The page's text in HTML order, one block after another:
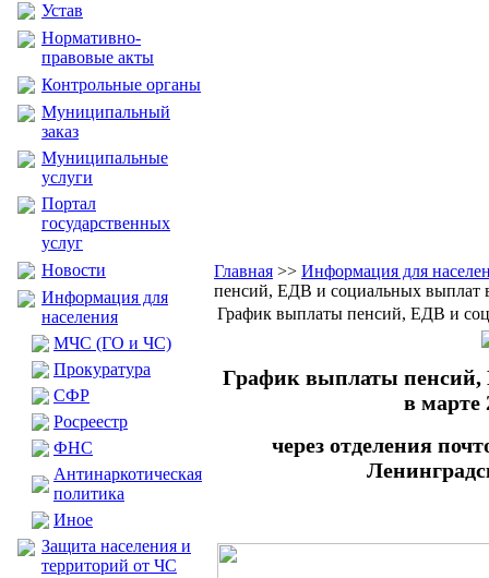
Устав
Нормативно-
правовые акты
Контрольные органы
Муниципальный
заказ
Муниципальные
услуги
Портал
государственных
услуг
Новости
Информация для
населения
МЧС (ГО и ЧС)
Прокуратура
CФР
Росреестр
ФНС
Антинаркотическая
политика
Иное
Защита населения и
территорий от ЧС
Главная >> Информация для
пенсий, ЕДВ и социальных выплат
График выплаты пенсий, ЕДВ и
График выплаты
в марте
через отделения